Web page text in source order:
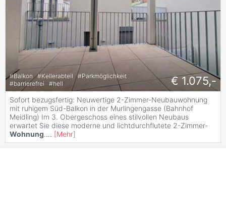
#Balkon #Kellerabteil #Parkmöglichkeit
#barrierefrei #hell € 1.075,-
Sofort bezugsfertig: Neuwertige 2-Zimmer-Neubauwohnung
mit ruhigem Süd-Balkon in der Murlingengasse (Bahnhof
Meidling) Im 3. Obergeschoss eines stilvollen Neubaus
erwartet Sie diese moderne und lichtdurchflutete 2-Zimmer-
Wohnung.... [Mehr]